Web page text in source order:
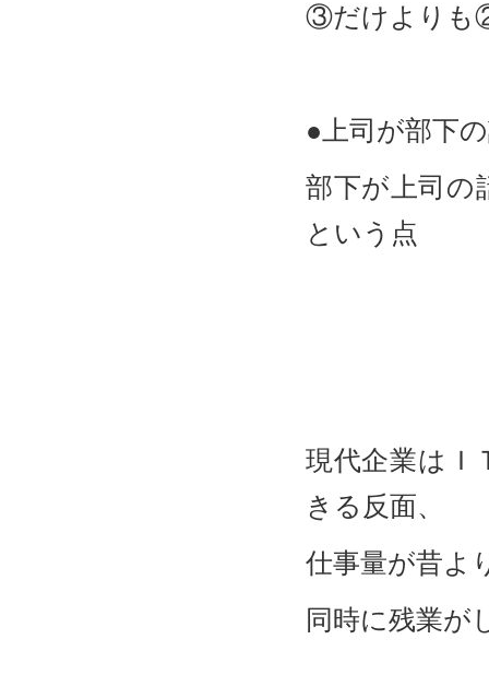
③だけよりも
●上司が部下
部下が上司の
という点
現代企業はＩ
きる反面、
仕事量が昔よ
同時に残業が